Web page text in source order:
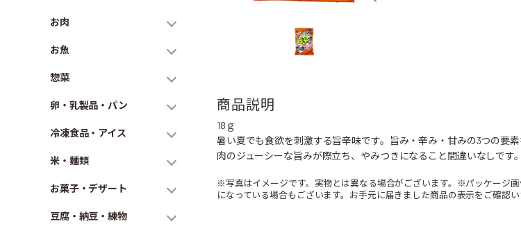
お肉
お魚
惣菜
卵・乳製品・パン
冷凍食品・アイス
米・麺類
お菓子・デザート
豆腐・納豆・練物
商品説明
18ｇ
暑い夏でも食欲を刺激する旨辛味です。旨み・辛み・甘みの3つの要
肉のジューシーな旨みが際立ち、やみつきになること間違いなしです。
※写真はイメージです。実物とは異なる場合がございます。※パッケージ
になっている場合もございます。お手元に届きました商品の表示をご確認い